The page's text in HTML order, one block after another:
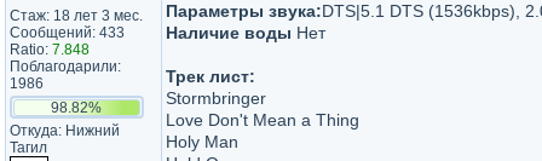
Стаж: 18 лет 3 мес.
Сообщений: 433
Ratio: 7.848
Поблагодарили:
1986
98.82%
Откуда: Нижний
Тагил
Параметры звука:DTS|5.1 DTS (1536kbps),
Наличие воды Нет
Трек лист:
Stormbringer
Love Don't Mean a Thing
Holy Man